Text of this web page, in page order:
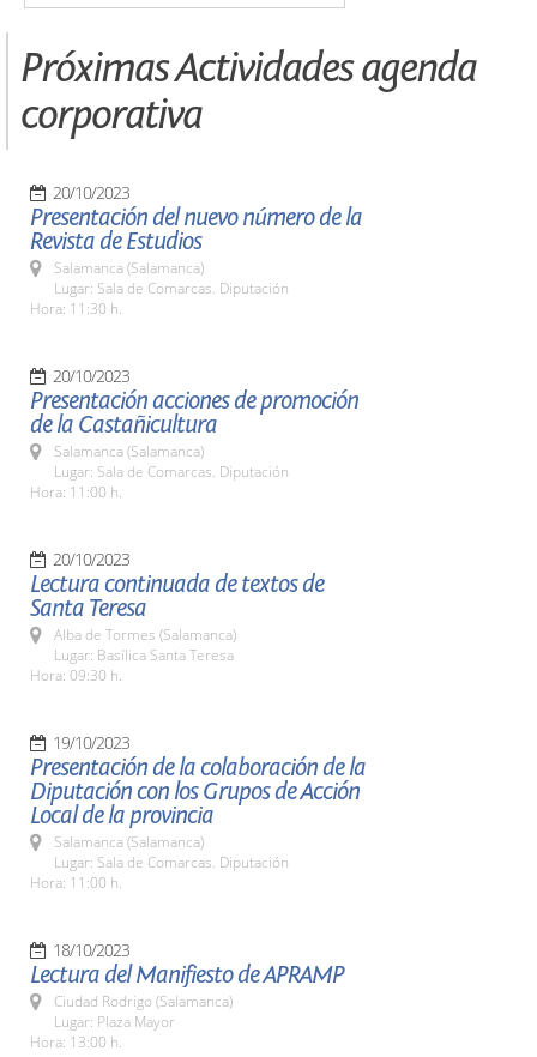
Próximas Actividades agenda
corporativa
20/10/2023
Presentación del nuevo número de la
Revista de Estudios
Salamanca (Salamanca)
Lugar: Sala de Comarcas. Diputación
Hora: 11:30 h.
20/10/2023
Presentación acciones de promoción
de la Castañicultura
Salamanca (Salamanca)
Lugar: Sala de Comarcas. Diputación
Hora: 11:00 h.
20/10/2023
Lectura continuada de textos de
Santa Teresa
Alba de Tormes (Salamanca)
Lugar: Basílica Santa Teresa
Hora: 09:30 h.
19/10/2023
Presentación de la colaboración de la
Diputación con los Grupos de Acción
Local de la provincia
Salamanca (Salamanca)
Lugar: Sala de Comarcas. Diputación
Hora: 11:00 h.
18/10/2023
Lectura del Manifiesto de APRAMP
Ciudad Rodrigo (Salamanca)
Lugar: Plaza Mayor
Hora: 13:00 h.